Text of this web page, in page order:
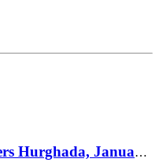
Sidemount Spaß @ Eurodivers Hurghada, Januar 2014